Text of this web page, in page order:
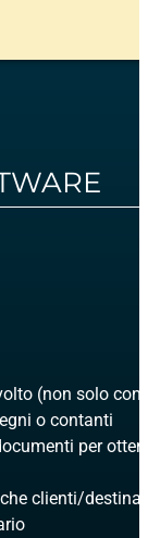
(non solo
o contanti
per
clienti/